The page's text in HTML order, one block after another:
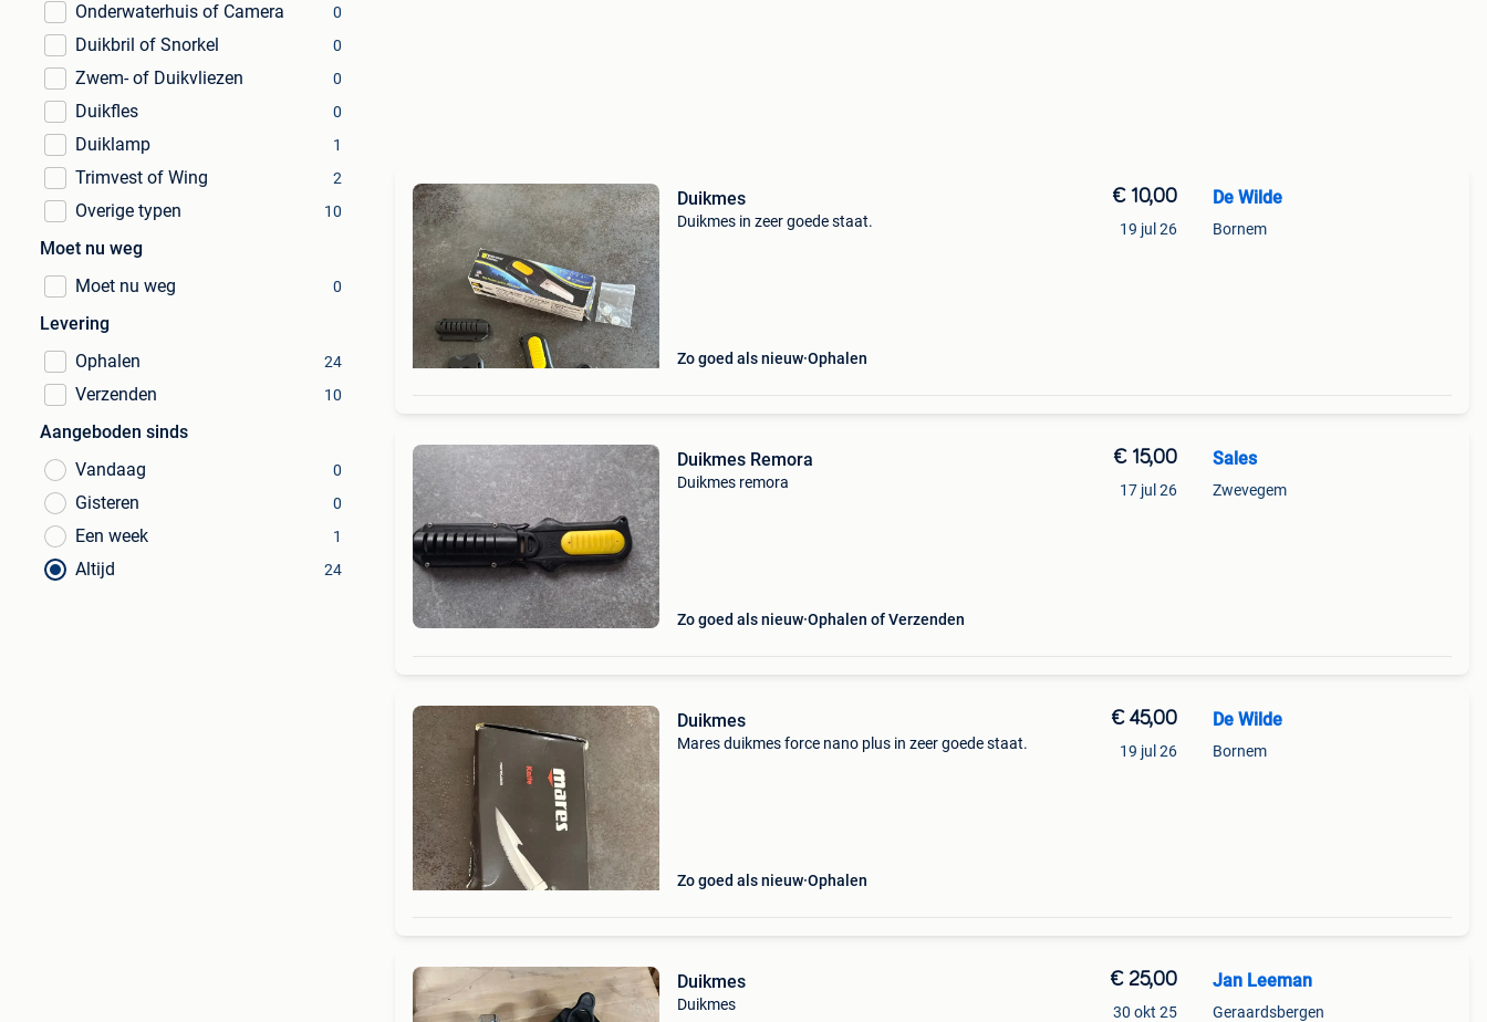
Onderwaterhuis of Camera 0
Duikbril of Snorkel 0
Zwem- of Duikvliezen 0
Duikfles 0
Duiklamp 1
Trimvest of Wing 2
Overige typen 10
Moet nu weg
Moet nu weg
0
Levering
Ophalen
24
Verzenden 10
Aangeboden sinds
Vandaag
0
Gisteren 0
Een week 1
Altijd 24
Duikmes
Duikmes in zeer goede staat.
Zo goed als nieuw Ophalen
€ 10,00
19 jul 26
De Wilde
Bornem
Duikmes Remora
Duikmes remora
Zo goed als nieuw Ophalen of Verzenden
€ 15,00
17 jul 26
Sales
Zwevegem
Duikmes
Mares duikmes force nano plus in zeer goede staat.
Zo goed als nieuw Ophalen
€ 45,00
19 jul 26
De Wilde
Bornem
Duikmes
Duikmes
€ 25,00
30 okt 25
Jan Leeman
Geraardsbergen